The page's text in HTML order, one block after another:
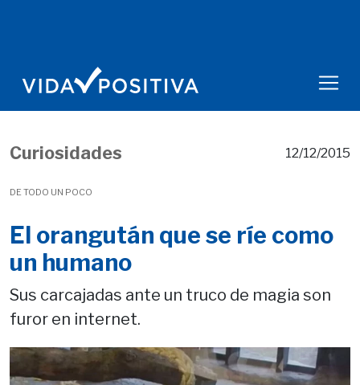
Curiosidades
DE TODO UN POCO
12/12/2015
El orangután que se ríe como
un humano
Sus carcajadas ante un truco de magia son
furor en internet.